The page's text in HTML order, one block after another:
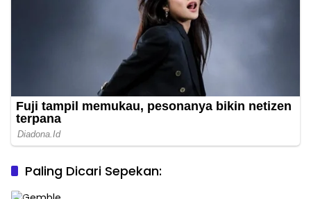
Paling Dicari Sepekan: